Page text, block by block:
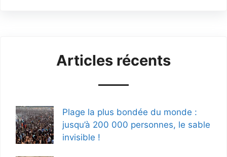
Articles récents
Plage la plus bondée du monde :
jusqu’à 200 000 personnes, le sable
invisible !